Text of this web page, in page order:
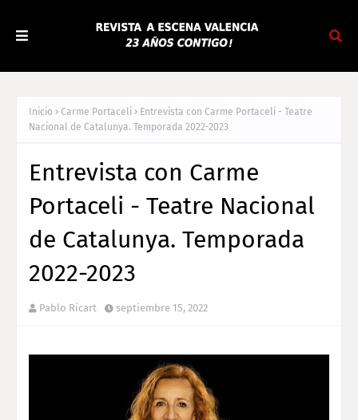
Inicio Carme Portaceli
Entrevista con Carme Portaceli - Teatre
Nacional de Catalunya. Temporada 2022-2023
Entrevista con Carme
Portaceli - Teatre Nacional
de Catalunya. Temporada
2022-2023
Pablo Ricart septiembre 15, 2022